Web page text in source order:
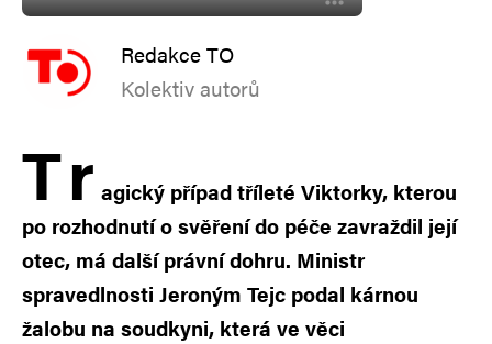
Redakce TO
Kolektiv autorů
Tr agický případ tříleté Viktorky, kterou
po rozhodnutí o svěření do péče zavraždil její
otec, má další právní dohru. Ministr
spravedlnosti Jeroným Tejc podal kárnou
žalobu na soudkyni, která ve věci